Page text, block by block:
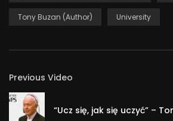
Tony Buzan who has popularized the
literacy and a thinking technique
was a guest of the SWPS University.
Tony Buzan (Author) University
Previous Video
“Ucz się, jak się uczyć” –